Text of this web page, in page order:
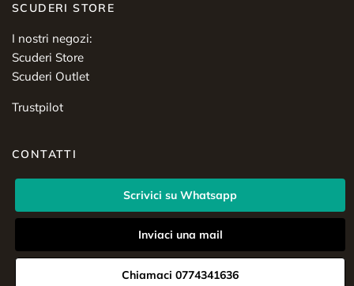
SCUDERI STORE
I nostri negozi:
Scuderi Store
Scuderi Outlet
Trustpilot
CONTATTI
Scrivici su Whatsapp
Inviaci una mail
Chiamaci 0774341636